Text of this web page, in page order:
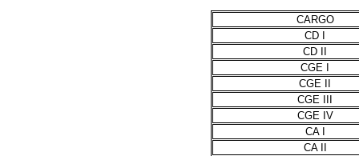
CARGO
CD I
CD II
CGE I
CGE II
CGE III
CGE IV
CA I
CA II